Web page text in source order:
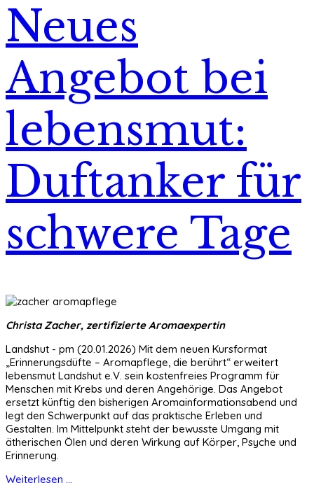
Neues
Angebot bei
lebensmut:
Duftanker für
schwere Tage
Christa Zacher, zertifizierte Aromaexpertin
Landshut - pm (20.01.2026) Mit dem neuen Kursformat
„Erinnerungsdüfte – Aromapflege, die berührt“ erweitert
lebensmut Landshut e.V. sein kostenfreies Programm für
Menschen mit Krebs und deren Angehörige. Das Angebot
ersetzt künftig den bisherigen Aromainformationsabend und
legt den Schwerpunkt auf das praktische Erleben und
Gestalten. Im Mittelpunkt steht der bewusste Umgang mit
ätherischen Ölen und deren Wirkung auf Körper, Psyche und
Erinnerung.
Weiterlesen ...